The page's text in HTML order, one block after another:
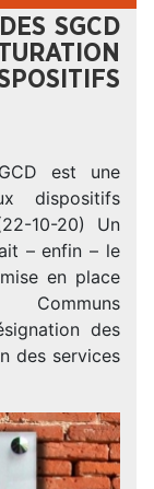
SGCD
est une
dispositifs
10-20) Un
– enfin – le
en place
des
des services